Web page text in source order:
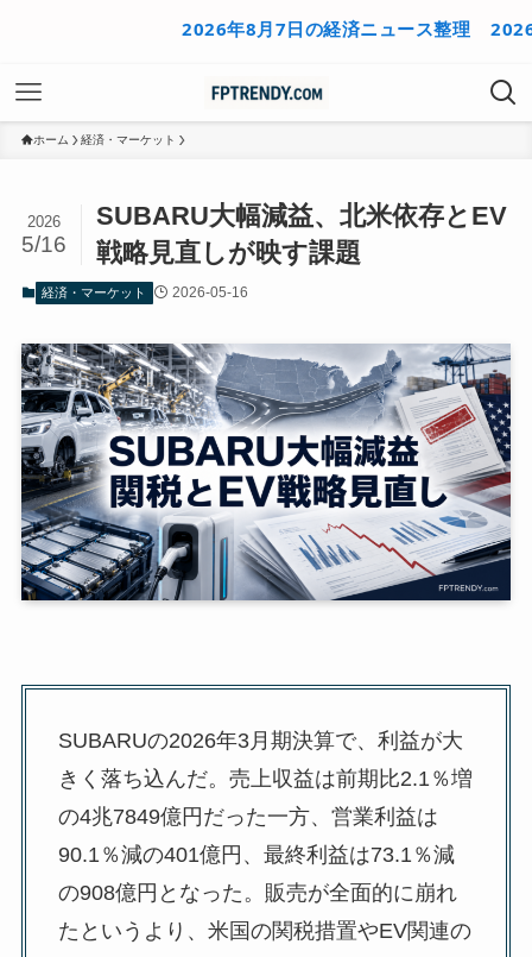
2026年8月7日の経済ニュース整理 2026年8月
ホーム 経済・マーケット
SUBARU大幅減益、北米依存とEV
戦略見直しが映す課題
2026
5/16
経済・マーケット 2026-05-16
SUBARUの2026年3月期決算で、利益が大
きく落ち込んだ。売上収益は前期比2.1％増
の4兆7849億円だった一方、営業利益は
90.1％減の401億円、最終利益は73.1％減
の908億円となった。販売が全面的に崩れ
たというより、米国の関税措置やEV関連の